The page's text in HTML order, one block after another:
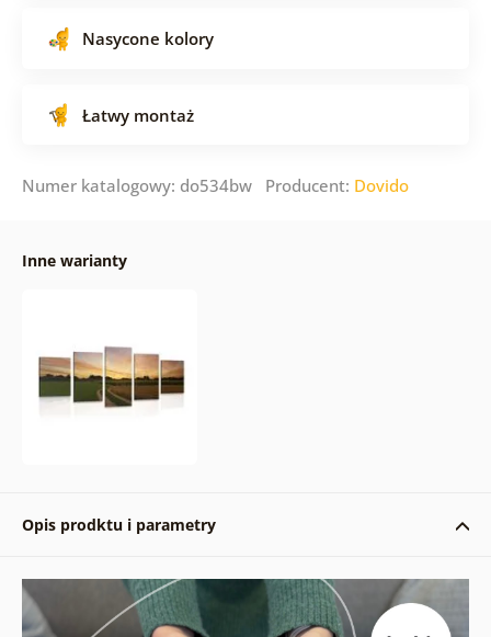
Nasycone kolory
Łatwy montaż
Numer katalogowy: do534bw Producent: Dovido
Inne warianty
Opis prodktu i parametry